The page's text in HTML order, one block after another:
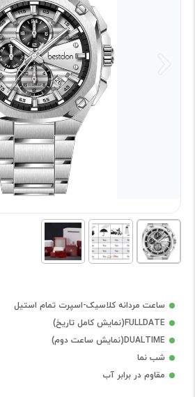
ساعت مردانه کلاسیک-اسپرت تمام استیل
FULLDATE(نمایش کامل تاریخ)
DUALTIME(نمایش ساعت دوم)
شب نما
مقاوم در برابر آب